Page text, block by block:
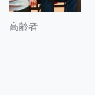
高齢者